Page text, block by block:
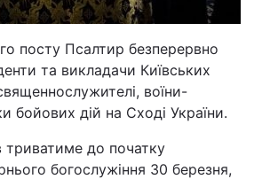
посту Псалтир безперервно
та викладачи Київських
воїни-
бойових дій на Сході України.
триватиме до початку
богослужіння 30 березня,